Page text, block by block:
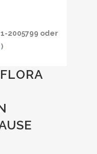
2005799 oder
)